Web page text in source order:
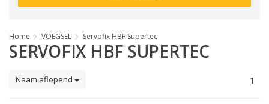
Home VOEGSEL Servofix HBF Supertec
SERVOFIX HBF SUPERTEC
Naam aflopend 1